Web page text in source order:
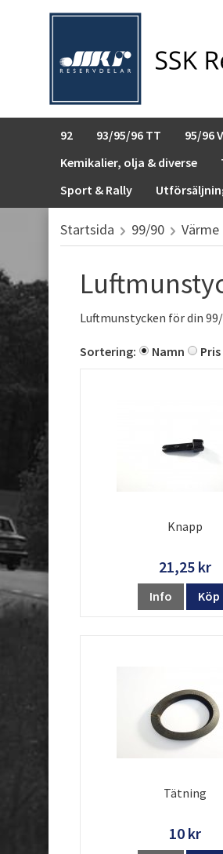
92 93/95/96 TT 95/96
Kemikalier, olja & diverse
Sport & Rally
Startsida 99/90
Luftmunstycken för din
Sortering: Namn
Knapp
21,25 kr
Info Köp
Tätning
10 kr